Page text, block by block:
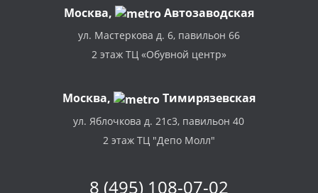
Москва, Автозаводская
ул. Мастеркова д. 6, павильон 66
2 этаж ТЦ «Обувной центр»
Москва, Тимирязевская
ул. Яблочкова д. 21с3, павильон 40
2 этаж ТЦ "Депо Молл"
8 (495) 108-07-02